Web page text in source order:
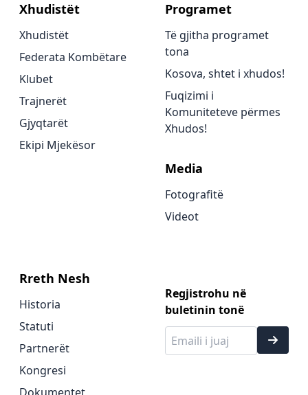
Xhudistët
Xhudistët
Federata Kombëtare
Klubet
Trajnerët
Gjyqtarët
Ekipi Mjekësor
Programet
Të gjitha programet
tona
Kosova, shtet i xhudos!
Fuqizimi i
Komuniteteve përmes
Xhudos!
Media
Fotografitë
Videot
Rreth Nesh
Historia
Statuti
Partnerët
Kongresi
Regjistrohu në
buletinin tonë